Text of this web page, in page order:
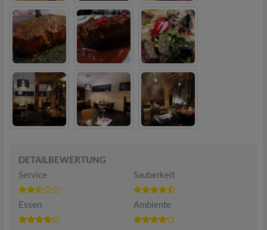
DETAILBEWERTUNG
Service
Sauberkeit
Essen Ambiente